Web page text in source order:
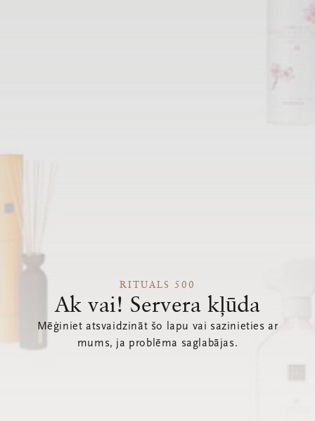
RITUALS 500
Ak vai! Servera kļūda
Mēģiniet atsvaidzināt šo lapu vai sazinieties ar
mums, ja problēma saglabājas.